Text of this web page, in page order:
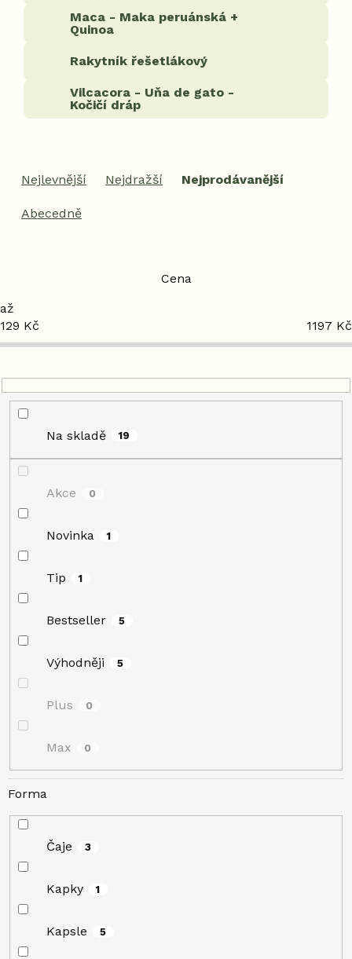
Maca - Maka peruánská +
Quinoa
Rakytník řešetlákový
Vilcacora - Uňa de gato -
Kočičí dráp
d
u
k
ů
Nejlevnější Nejdražší Nejprodávanější
Abecedně
Cena
129 Kč 1197 Kč
Na skladě 19
Akce 0
Novinka 1
Tip 1
Bestseller 5
Výhodněji 5
Plus 0
Max 0
Forma
Čaje 3
Kapky 1
Kapsle 5